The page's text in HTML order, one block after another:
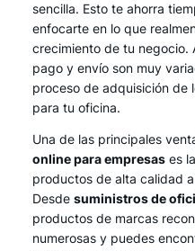
sencilla. Esto te ahorra
enfocarte en lo que
crecimiento de tu negocio.
pago y envío son muy
proceso de adquisición de
para tu oficina.
Una de las principales
online para empresas es
productos de alta calidad
Desde suministros de
productos de marcas
numerosas y puedes